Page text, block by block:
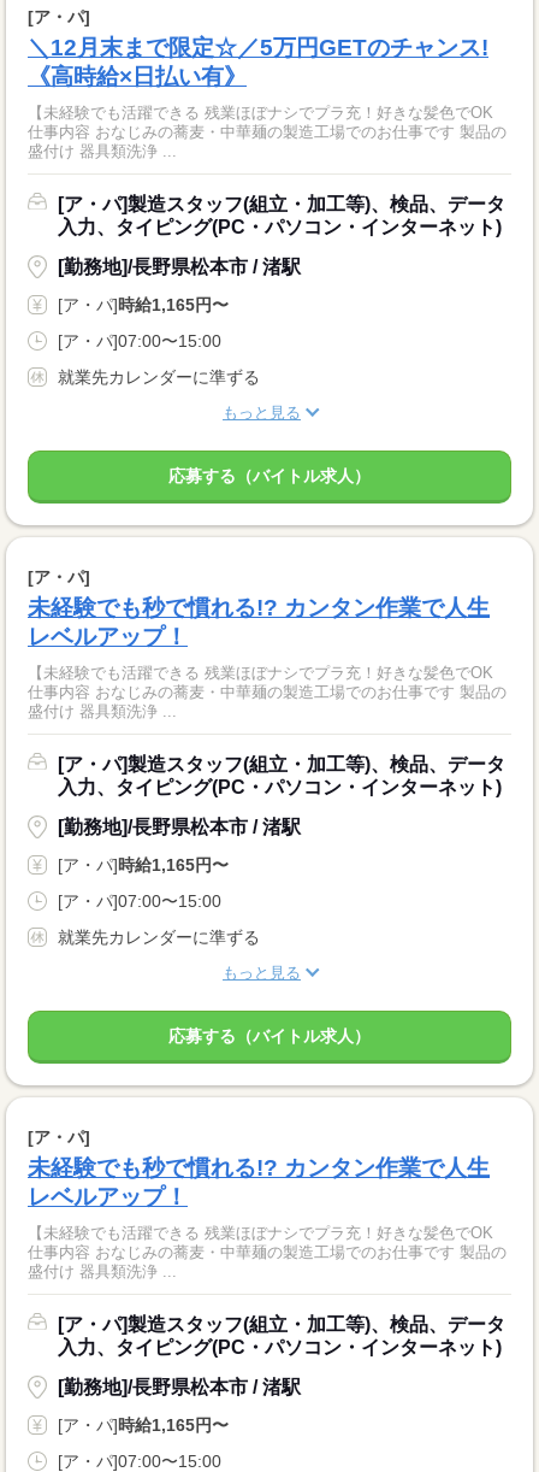
[ア・パ]
＼12月末まで限定☆／5万円GETのチャンス!
《高時給×日払い有》
【未経験でも活躍できる 残業ほぼナシでプラ充！好きな髪色でOK
仕事内容 おなじみの蕎麦・中華麺の製造工場でのお仕事です 製品の
盛付け 器具類洗浄 ...
[ア・パ]製造スタッフ(組立・加工等)、検品、データ
入力、タイピング(PC・パソコン・インターネット)
[勤務地]/長野県松本市 / 渚駅
[ア・パ]時給1,165円〜
[ア・パ]07:00〜15:00
就業先カレンダーに準ずる
もっと見る
応募する（バイトル求人）
[ア・パ]
未経験でも秒で慣れる!? カンタン作業で人生
レベルアップ！
【未経験でも活躍できる 残業ほぼナシでプラ充！好きな髪色でOK
仕事内容 おなじみの蕎麦・中華麺の製造工場でのお仕事です 製品の
盛付け 器具類洗浄 ...
[ア・パ]製造スタッフ(組立・加工等)、検品、データ
入力、タイピング(PC・パソコン・インターネット)
[勤務地]/長野県松本市 / 渚駅
[ア・パ]時給1,165円〜
[ア・パ]07:00〜15:00
就業先カレンダーに準ずる
もっと見る
応募する（バイトル求人）
[ア・パ]
未経験でも秒で慣れる!? カンタン作業で人生
レベルアップ！
【未経験でも活躍できる 残業ほぼナシでプラ充！好きな髪色でOK
仕事内容 おなじみの蕎麦・中華麺の製造工場でのお仕事です 製品の
盛付け 器具類洗浄 ...
[ア・パ]製造スタッフ(組立・加工等)、検品、データ
入力、タイピング(PC・パソコン・インターネット)
[勤務地]/長野県松本市 / 渚駅
[ア・パ]時給1,165円〜
[ア・パ]07:00〜15:00